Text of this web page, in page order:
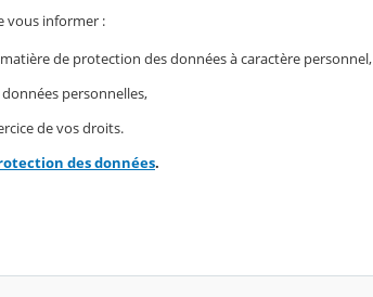
vous informer :
de protection des données à caractère personnel,
personnelles,
de vos droits.
des données.